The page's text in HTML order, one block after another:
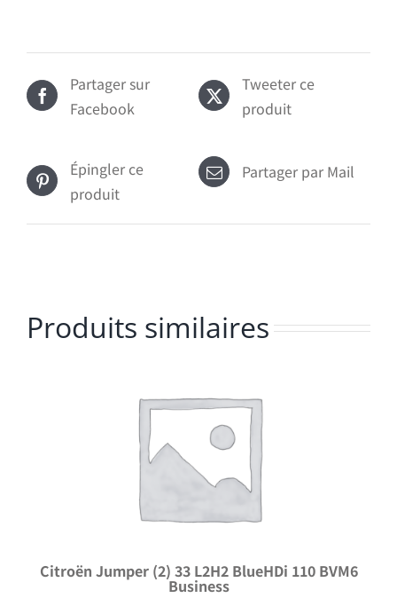
Partager sur
Facebook
Tweeter ce
produit
Épingler ce
produit
Partager par Mail
Produits similaires
Citroën Jumper (2) 33 L2H2 BlueHDi 110 BVM6
Business